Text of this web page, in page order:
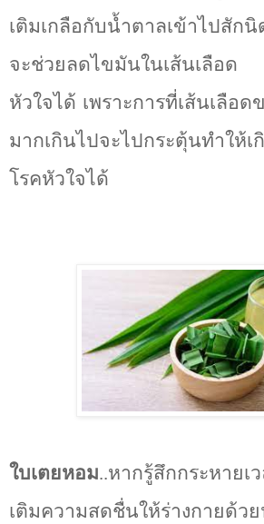
เติมเกลือกับน้ำตาลเข้าไปสั
จะช่วยลดไขมันในเส้นเลือด
หัวใจได้ เพราะการที่เส้นเลือด
มากเกินไปจะไปกระตุ้นทำให้เ
โรคหัวใจได้
ใบเตยหอม..หากรู้สึกกระหายเ
เติมความสดชื่นให้ร่างกายด้ว